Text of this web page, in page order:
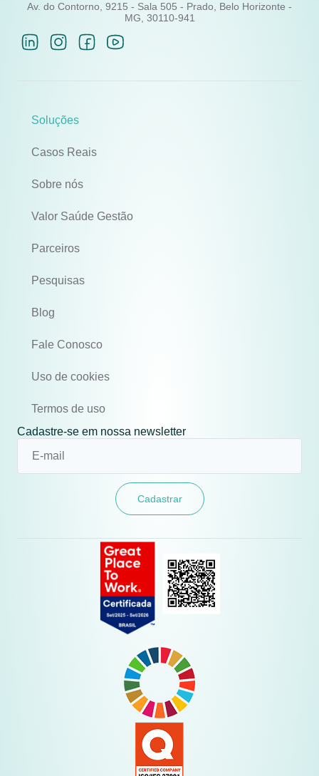
Av. do Contorno, 9215 - Sala 505 - Prado, Belo Horizonte -
MG, 30110-941
Soluções
Casos Reais
Sobre nós
Valor Saúde Gestão
Parceiros
Pesquisas
Blog
Fale Conosco
Uso de cookies
Termos de uso
Cadastre-se em nossa newsletter
Cadastrar